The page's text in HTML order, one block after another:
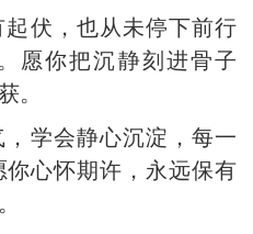
伏，也从未停下前行
愿你把沉静刻进骨子
。
学会静心沉淀，每一
心怀期许，永远保有